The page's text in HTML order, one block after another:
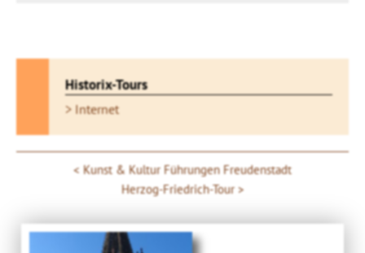
Historix-Tours
> Internet
Kunst & Kultur Führungen Freudenstadt
Herzog-Friedrich-Tour